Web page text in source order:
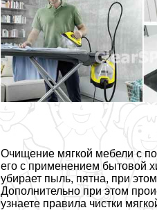
Очищение мягкой мебели с
его с применением бытовой
убирает пыль, пятна, при
Дополнительно при этом
узнаете правила чистки